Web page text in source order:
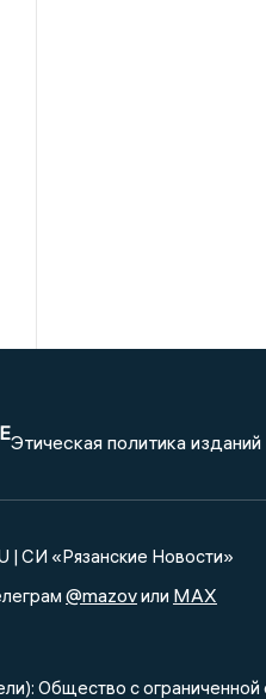
Этическая политика изданий
| СИ «Рязанские Новости»
@mazovили MAX
Общество с